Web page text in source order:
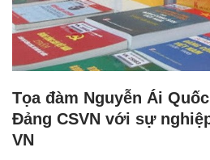
Tọa đàm Nguyễn Ái
Đảng CSVN với sự
VN